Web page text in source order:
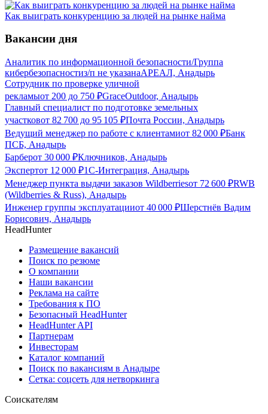
Как выиграть конкуренцию за людей на рынке найма
Вакансии дня
Аналитик по информационной безопасности/Группа
кибербезопасностиз/п не указанаАРЕАЛ, Анадырь
Сотрудник по проверке уличной
рекламыот 200 до 750 ₽GraceOutdoor, Анадырь
Главный специалист по подготовке земельных
участковот 82 700 до 95 105 ₽Почта России, Анадырь
Ведущий менеджер по работе с клиентамиот 82 000 ₽Банк
ПСБ, Анадырь
Барберот 30 000 ₽Ключников, Анадырь
Экспертот 12 000 ₽1С-Интеграция, Анадырь
Менеджер пункта выдачи заказов Wildberriesот 72 600 ₽RWB
(Wildberries & Russ), Анадырь
Инженер группы эксплуатацииот 40 000 ₽Шерстнёв Вадим
Борисович, Анадырь
HeadHunter
Размещение вакансий
Поиск по резюме
О компании
Наши вакансии
Реклама на сайте
Требования к ПО
Безопасный HeadHunter
HeadHunter API
Партнерам
Инвесторам
Каталог компаний
Поиск по вакансиям в Анадыре
Сетка: соцсеть для нетворкинга
Соискателям